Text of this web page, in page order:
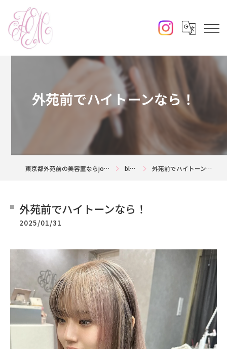
外苑前でハイトーンなら！
東京都外苑前の美容室ならjouerm blog 外苑前でハイトーンなら！
外苑前でハイトーンなら！
2025/01/31